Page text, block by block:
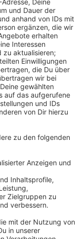
ihn nach
Spielweise
schon
„Mit Marlon
und
hat darüber
wodurch wir in
in der
dass wir es im
hinbekommen
Ich
meinen
werde alles